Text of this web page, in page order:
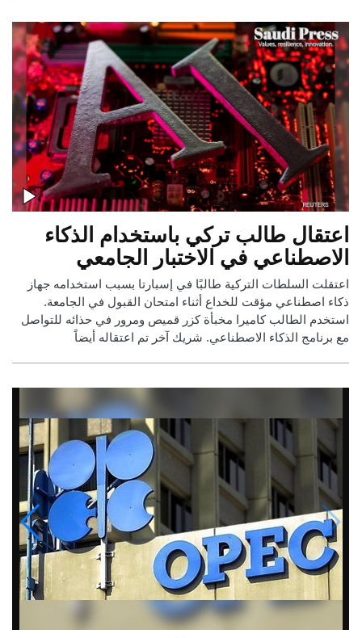
اعتقال طالب تركي باستخدام الذكاء
الاصطناعي في الاختبار الجامعي
اعتقلت السلطات التركية طالبًا في إسبارتا بسبب استخدامه جهاز
ذكاء اصطناعي مؤقت للخداع أثناء امتحان القبول في الجامعة.
استخدم الطالب كاميرا مخبأة كزر قميص ومرور في حذائه للتواصل
مع برنامج الذكاء الاصطناعي. شريك آخر تم اعتقاله أيضاً